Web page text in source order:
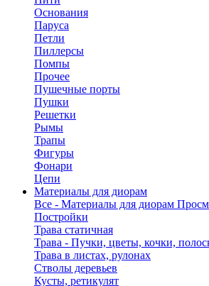
Основания
Паруса
Петли
Пиллерсы
Помпы
Прочее
Пушечные порты
Пушки
Решетки
Рымы
Трапы
Фигуры
Фонари
Цепи
Материалы для диорам
Все - Материалы для диорам
Постройки
Трава статичная
Трава - Пучки, цветы, кочки,
Трава в листах, рулонах
Стволы деревьев
Кусты, ретикулят